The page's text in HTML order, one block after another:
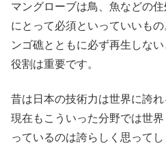
マングローブは鳥、魚などの
にとって必須といっていいも
ンゴ礁とともに必ず再生しな
役割は重要です。
昔は日本の技術力は世界に誇れ
現在もこういった分野では世
っているのは誇らしく思ってし